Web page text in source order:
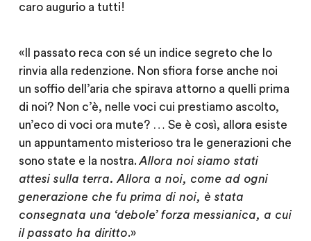
caro augurio a tutti!
«Il passato reca con sé un indice segreto che lo
rinvia alla redenzione. Non sfiora forse anche noi
un soffio dell’aria che spirava attorno a quelli prima
di noi? Non c’è, nelle voci cui prestiamo ascolto,
un’eco di voci ora mute? … Se è così, allora esiste
un appuntamento misterioso tra le generazioni che
sono state e la nostra.Allora noi siamo stati
attesi sulla terra. Allora a noi, come ad ogni
generazione che fu prima di noi, è stata
consegnata una ‘debole’ forza messianica, a cui
il passato ha diritto.»